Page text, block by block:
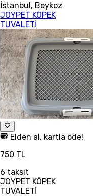
İstanbul, Beykoz
JOYPET KÖPEK
TUVALETİ
Elden al, kartla öde!
750 TL
6 taksit
JOYPET KÖPEK
TUVALETİ